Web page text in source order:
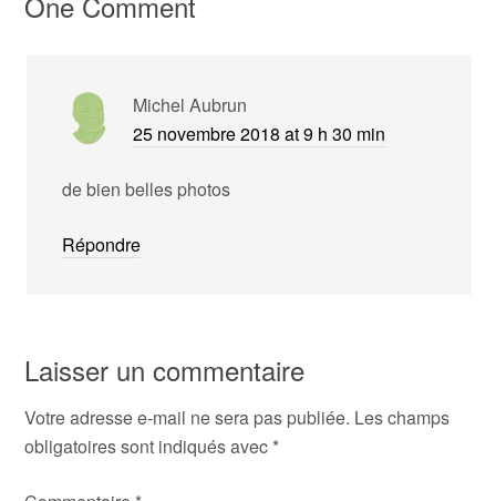
Michel Aubrun
25 novembre 2018 at 9 h 30 min
de bien belles photos
Répondre
Laisser un commentaire
Votre adresse e-mail ne sera pas publiée. Les champs
obligatoires sont indiqués avec *